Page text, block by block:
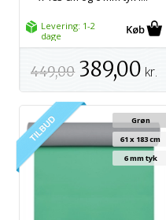
Levering: 1-2
dage
449,00 389,00 kr.
Grøn
61 x 183 cm
6 mm tyk